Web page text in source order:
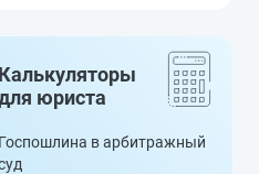
Калькуляторы
юриста
Госпошлина в арбитражный